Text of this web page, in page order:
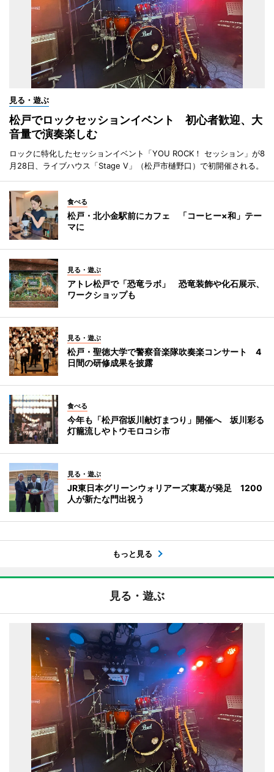
見る・遊ぶ
松戸でロックセッションイベント 初心者歓迎、大
音量で演奏楽しむ
ロックに特化したセッションイベント「YOU ROCK！ セッション」が8
月28日、ライブハウス「Stage V」（松戸市樋野口）で初開催される。
食べる
松戸・北小金駅前にカフェ 「コーヒー×和」テー
マに
見る・遊ぶ
アトレ松戸で「恐竜ラボ」 恐竜装飾や化石展示、
ワークショップも
見る・遊ぶ
松戸・聖徳大学で警察音楽隊吹奏楽コンサート 4
日間の研修成果を披露
食べる
今年も「松戸宿坂川献灯まつり」開催へ 坂川彩る
灯籠流しやトウモロコシ市
見る・遊ぶ
JR東日本グリーンウォリアーズ東葛が発足 1200
人が新たな門出祝う
もっと見る
見る・遊ぶ